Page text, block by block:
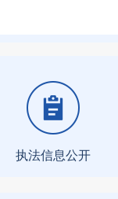
执法信息公开